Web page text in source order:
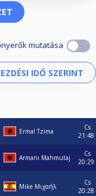
mutatása
Ermal Tzima
Cs
21:48
Armani Mahmutaj
Cs
20:29
Mike Μιχαήλ
Cs
20:28